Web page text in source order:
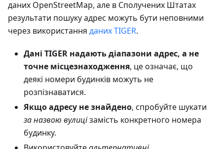
даних OpenStreetMap, але в Сполучених Штатах
результати пошуку адрес можуть бути неповними
через використання даних TIGER.
Дані TIGER надають діапазони адрес, а не
точне місцезнаходження, це означає, що
деякі номери будинків можуть не
розпізнаватися.
Якщо адресу не знайдено, спробуйте шукати
за назвою вулицізамість конкретного номера
будинку.